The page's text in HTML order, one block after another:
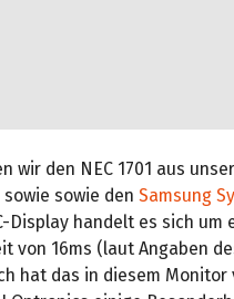
wir den NEC 1701 aus
sowie den Samsung
Display handelt es sich um
von 16ms (laut Angaben
hat das in diesem Monitor